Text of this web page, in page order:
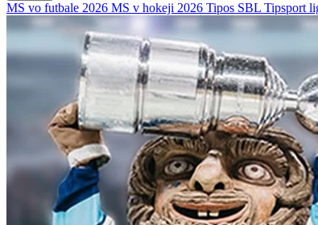
MS vo futbale 2026 MS v hokeji 2026 Tipos SBL Tipsport